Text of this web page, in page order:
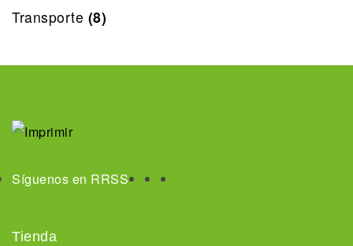
Transporte (8)
Síguenos en RRSS
Tienda